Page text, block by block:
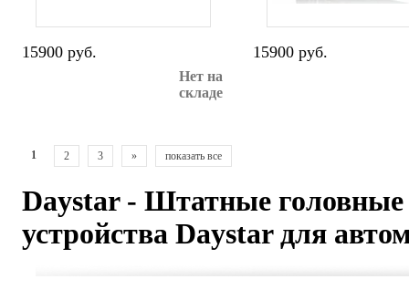
15900 руб.
Нет на
складе
15900 руб.
1 2 3 » показать все
Daystar - Штатные
устройства Daystar для